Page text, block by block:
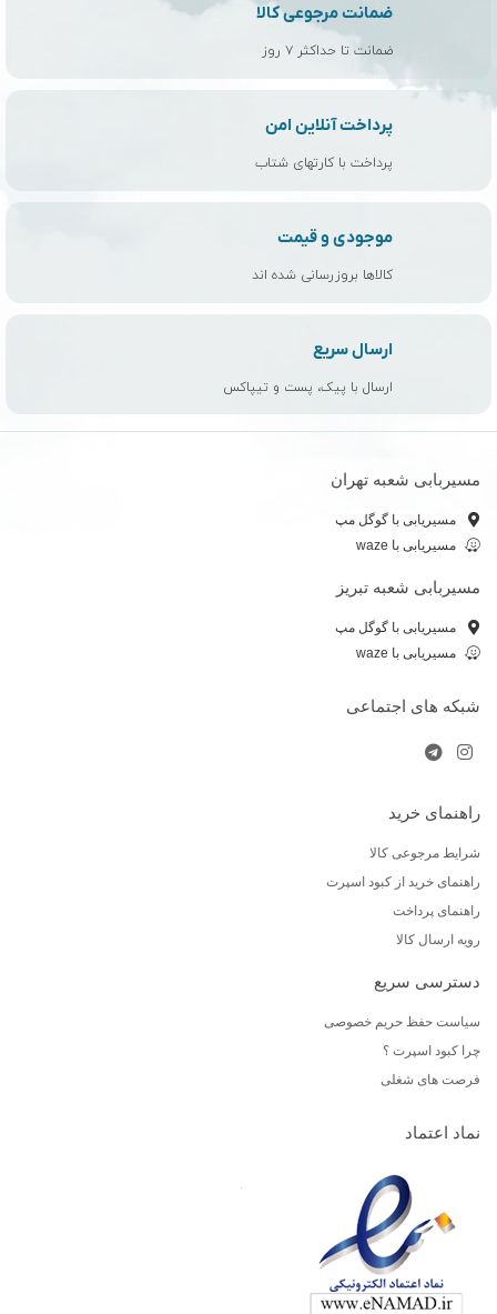
ضمانت مرجوعی کالا
ضمانت تا حداکثر ۷ روز
پرداخت آنلاین امن
پرداخت با کارتهای شتاب
موجودی و قیمت
کالاها بروزرسانی شده اند
ارسال سریع
ارسال با پیک، پست و تیپاکس
مسیربابی شعبه تهران
مسیریابی با گوگل مپ
مسیریابی با waze
مسیربابی شعبه تبریز
مسیریابی با گوگل مپ
مسیریابی با waze
شبکه های اجتماعی
راهنمای خرید
شرایط مرجوعی کالا
راهنمای خرید از کبود اسپرت
راهنمای پرداخت
رویه ارسال کالا
دسترسی سریع
سیاست حفظ حریم خصوصی
چرا کبود اسپرت ؟
فرصت های شغلی
نماد اعتماد